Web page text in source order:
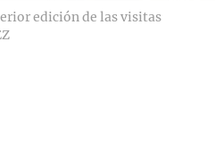
edición de las visitas